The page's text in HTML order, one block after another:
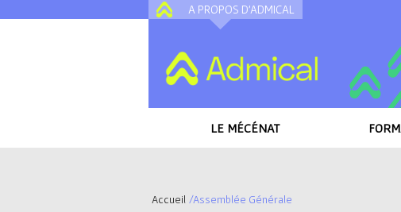
A PROPOS D'ADMICAL
LE MÉCÉNAT
Accueil /Assemblée Générale